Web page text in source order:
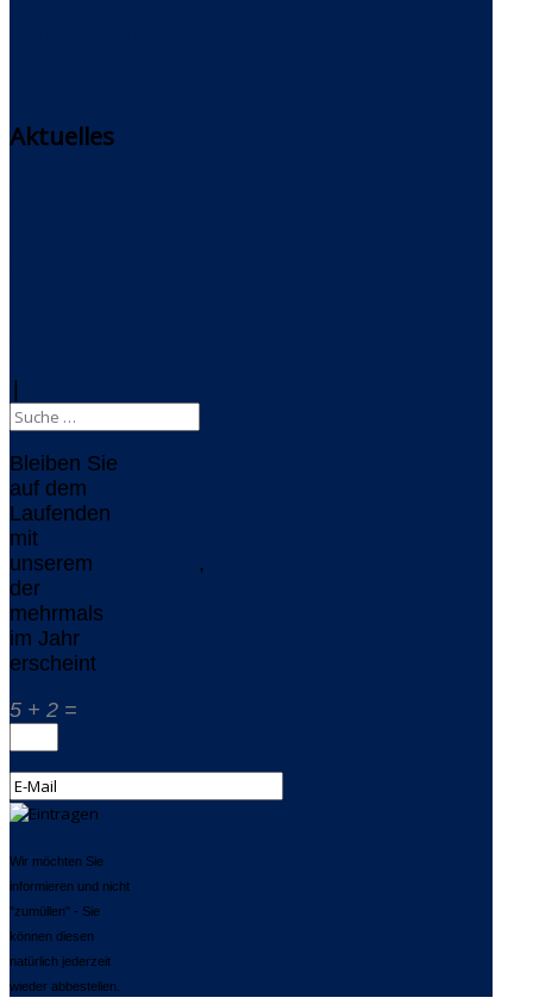
Aktuelles
|
Bleiben Sie
auf dem
Laufenden
mit
unserem
,
der
mehrmals
im Jahr
erscheint
5 + 2 =
Wir möchten Sie
informieren und nicht
"zumüllen" - Sie
können diesen
natürlich jederzeit
wieder abbestellen.